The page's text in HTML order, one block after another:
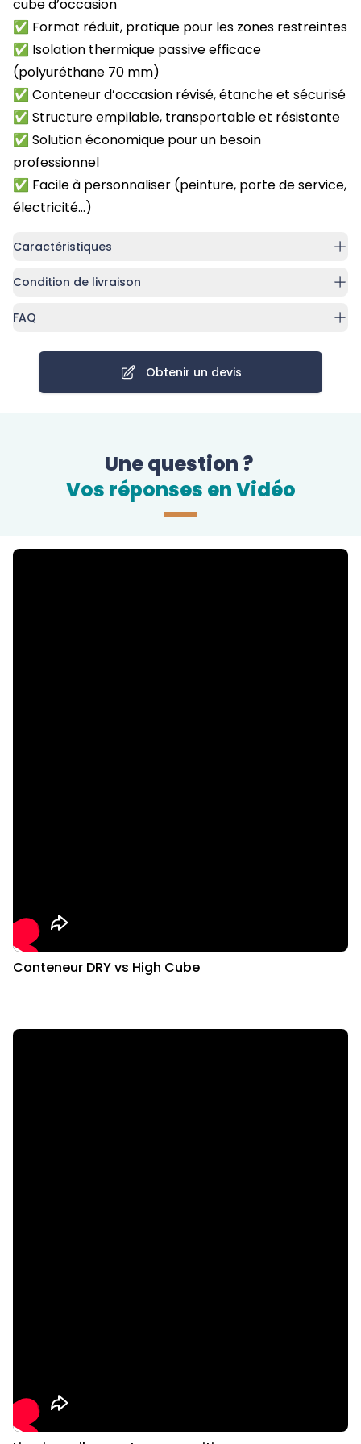
cube d’occasion
✅ Format réduit, pratique pour les zones restreintes
✅ Isolation thermique passive efficace
(polyuréthane 70 mm)
✅ Conteneur d’occasion révisé, étanche et sécurisé
✅ Structure empilable, transportable et résistante
✅ Solution économique pour un besoin
professionnel
✅ Facile à personnaliser (peinture, porte de service,
électricité…)
Caractéristiques
Condition de livraison
FAQ
Obtenir un devis
Une question ?
Vos réponses en Vidéo
Conteneur DRY vs High Cube